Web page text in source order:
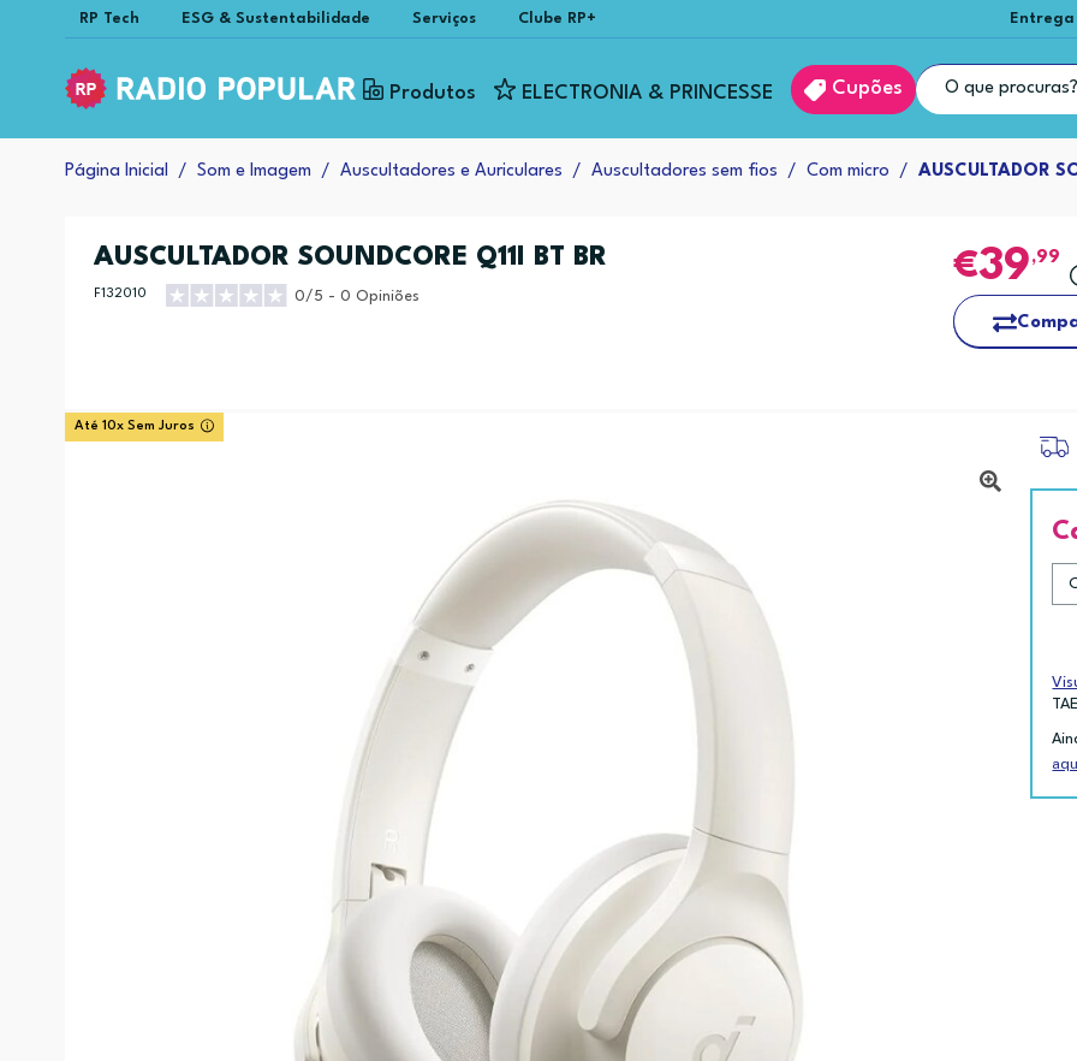
RP Tech ESG & Sustentabilidade Serviços Clube RP+
Produtos ELECTRONIA & PRINCESSE Cupões
Página Inicial Som e Imagem Auscultadores e Auriculares Auscultadores sem fios Com micro AUSCULTADOR
AUSCULTADOR SOUNDCORE Q11I BT BR
F132010 0/5 - 0 Opiniões
39 ,99
Até 10x Sem Juros